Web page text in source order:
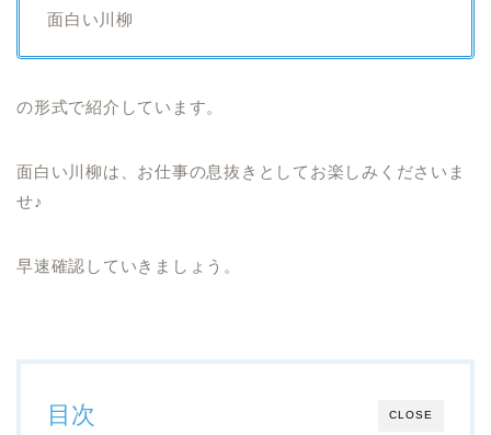
面白い川柳
の形式で紹介しています。
面白い川柳は、お仕事の息抜きとしてお楽しみくださいま
せ♪
早速確認していきましょう。
CLOSE
目次